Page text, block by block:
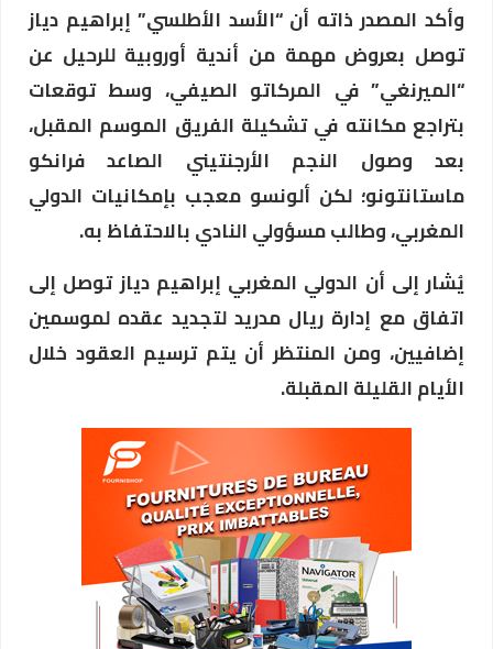
وأكد المصدر ذاته أن “الأسد الأطلسي” إبراهيم دياز
توصل بعروض مهمة من أندية أوروبية للرحيل عن
“الميرنغي” في المركاتو الصيفي، وسط توقعات
بتراجع مكانته في تشكيلة الفريق الموسم المقبل،
بعد وصول النجم الأرجنتيني الصاعد فرانكو
ماستانتونو؛ لكن ألونسو معجب بإمكانيات الدولي
المغربي، وطالب مسؤولي النادي بالاحتفاظ به.
يُشار إلى أن الدولي المغربي إبراهيم دياز توصل إلى
اتفاق مع إدارة ريال مدريد لتجديد عقده لموسمين
إضافيين، ومن المنتظر أن يتم ترسيم العقود خلال
الأيام القليلة المقبلة.